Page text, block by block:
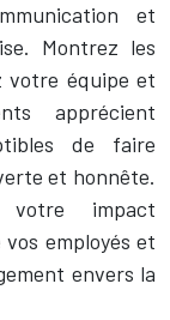
et
Montrez les
votre équipe et
apprécient
de faire
et honnête.
impact
employés et
envers la